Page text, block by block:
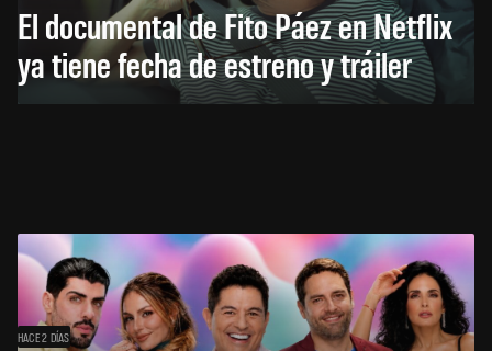
El documental de Fito Páez en Netflix
ya tiene fecha de estreno y tráiler
HACE 2 DÍAS